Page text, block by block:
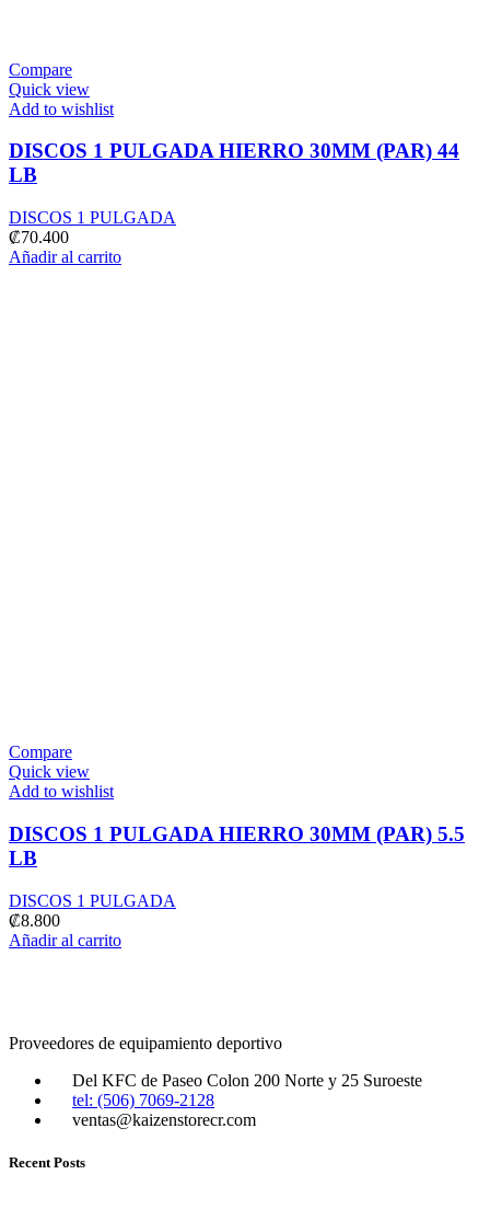
Compare
Quick view
Add to wishlist
DISCOS 1 PULGADA HIERRO 30MM (PAR) 44
LB
DISCOS 1 PULGADA
₡70.400
Añadir al carrito
Compare
Quick view
Add to wishlist
DISCOS 1 PULGADA HIERRO 30MM (PAR) 5.5
LB
DISCOS 1 PULGADA
₡8.800
Añadir al carrito
Proveedores de equipamiento deportivo
Del KFC de Paseo Colon 200 Norte y 25 Suroeste
tel: (506) 7069-2128
ventas@kaizenstorecr.com
Recent Posts